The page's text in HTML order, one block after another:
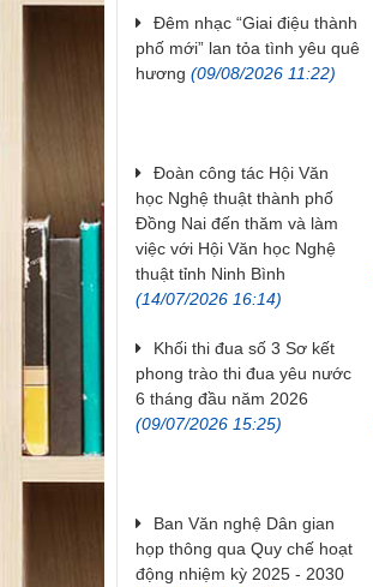
Đêm nhạc “Giai điệu thành
phố mới” lan tỏa tình yêu quê
hương (09/08/2026 11:22)
Đoàn công tác Hội Văn
học Nghệ thuật thành phố
Đồng Nai đến thăm và làm
việc với Hội Văn học Nghệ
thuật tỉnh Ninh Bình
(14/07/2026 16:14)
Khối thi đua số 3 Sơ kết
phong trào thi đua yêu nước
6 tháng đầu năm 2026
(09/07/2026 15:25)
Ban Văn nghệ Dân gian
họp thông qua Quy chế hoạt
động nhiệm kỳ 2025 - 2030